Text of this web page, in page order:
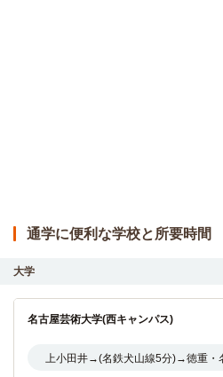
通学に便利な学校と所要時間
大学
名古屋芸術大学(西キャンパス)
上小田井→(名鉄犬山線5分)→徳重・